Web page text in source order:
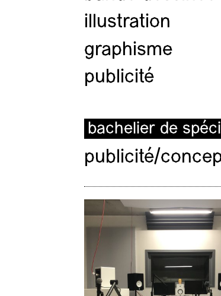
illustration
graphisme
publicité
bachelier de
publicité/